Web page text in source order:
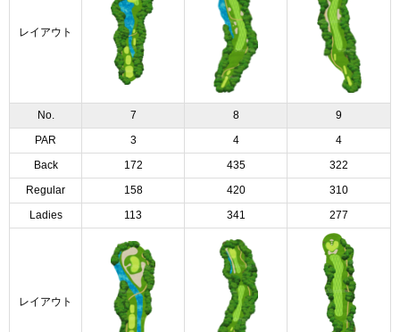
レイアウト
No. 7 8 9
PAR 3 4 4
Back 172 435 322
Regular 158 420 310
Ladies 113 341 277
レイアウト